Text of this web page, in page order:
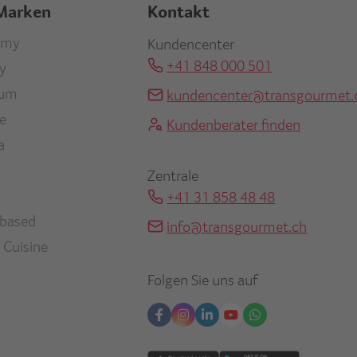
Kontakt
Kundencenter
+41 848 000 501
Kundenberater finden
Zentrale
+41 31 858 48 48
info@transgourmet.ch
Folgen Sie uns auf